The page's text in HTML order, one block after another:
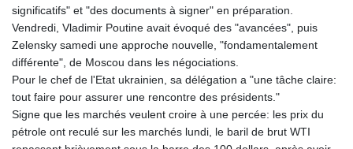
significatifs" et "des documents à signer" en préparation.
Vendredi, Vladimir Poutine avait évoqué des "avancées", puis
Zelensky samedi une approche nouvelle, "fondamentalement
différente", de Moscou dans les négociations.
Pour le chef de l'Etat ukrainien, sa délégation a "une tâche claire:
tout faire pour assurer une rencontre des présidents."
Signe que les marchés veulent croire à une percée: les prix du
pétrole ont reculé sur les marchés lundi, le baril de brut WTI